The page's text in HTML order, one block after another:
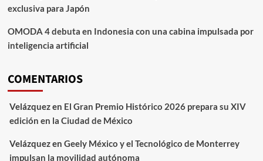
exclusiva para Japón
OMODA 4 debuta en Indonesia con una cabina impulsada por
inteligencia artificial
COMENTARIOS
Velázquezen El Gran Premio Histórico 2026 prepara su XIV
edición en la Ciudad de México
Velázquezen Geely México y el Tecnológico de Monterrey
impulsan la movilidad autónoma